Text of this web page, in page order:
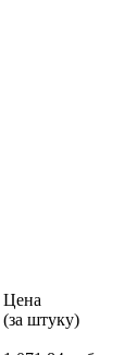
Цена
(за штуку)